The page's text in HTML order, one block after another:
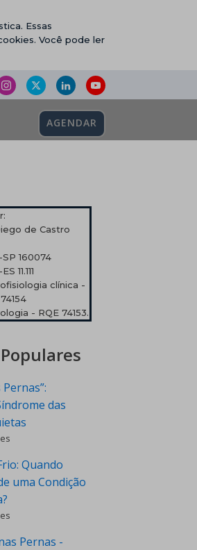
Essas
Você pode ler
AGENDAR
de Castro
SP 160074
11.111
clínica -
- RQE 74153.
das
Quando
uma Condição
Pernas -